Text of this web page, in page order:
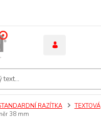
RAZÍTKA TEXTOVÁ
38 mm